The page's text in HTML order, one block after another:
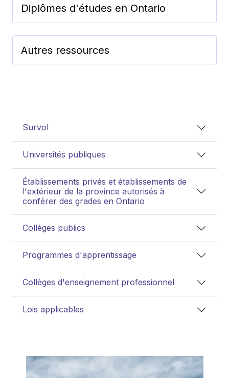
Diplômes d'études en Ontario
Autres ressources
Survol
Universités publiques
Établissements privés et établissements de
l'extérieur de la province autorisés à
conférer des grades en Ontario
Collèges publics
Programmes d'apprentissage
Collèges d'enseignement professionnel
Lois applicables